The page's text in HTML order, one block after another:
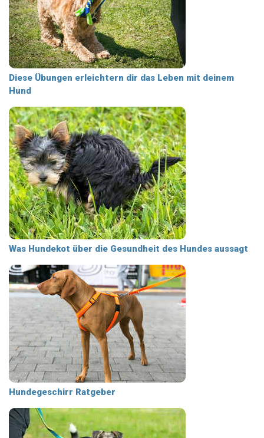
Diese Übungen erleichtern dir das Leben mit deinem
Hund
Was Hundekot über die Gesundheit des Hundes aussagt
Hundegeschirr Ratgeber